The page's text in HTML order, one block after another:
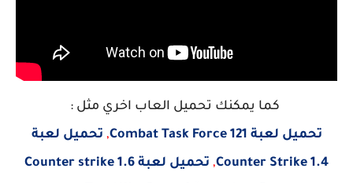
كما يمكنك تحميل العاب اخري مثل :
تحميل لعبة Combat Task Force 121
, تحميل لعبة
Counter Strike 1.4
, تحميل لعبة Counter strike 1.6